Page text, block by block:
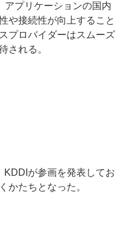
アプリケーションの国内
や接続性が向上すること
プロバイダーはスムーズ
される。
が参画を発表してお
かたちとなった。